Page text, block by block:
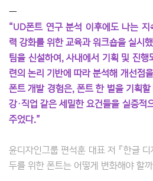
―
“UD폰트 연구 분석 이후에도 나는 지
력 강화를 위한 교육과 워크숍을 실시
팀을 신설하여, 사내에서 기획 및 진행
련의 논리 기반에 따라 분석해 개선점
폰트 개발 경험은, 폰트 한 벌을 기획
강·직업 같은 세밀한 요건들을 실증적
주었다.”
윤디자인그룹 편석훈 대표 저 『한글
두를 위한 폰트는 어떻게 변화해야 할